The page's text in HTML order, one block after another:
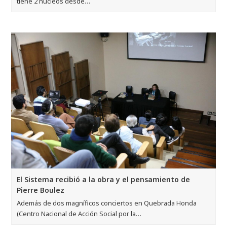
El Sistema recibió a la obra y el pensamiento de
Pierre Boulez
Además de dos magníficos conciertos en Quebrada Honda
(Centro Nacional de Acción Social por la…